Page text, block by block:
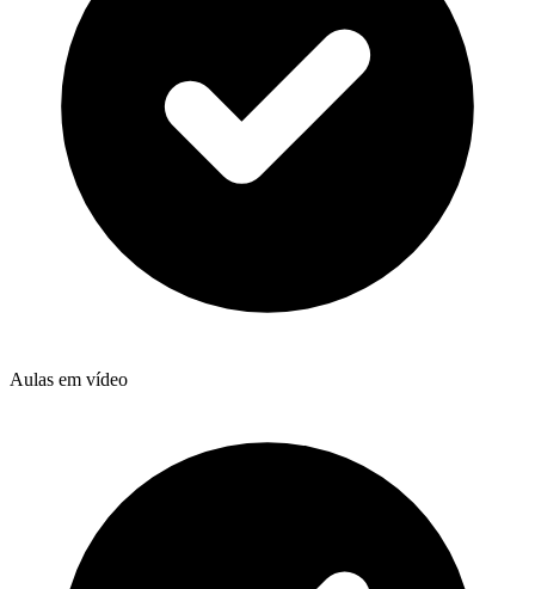
Aulas em vídeo